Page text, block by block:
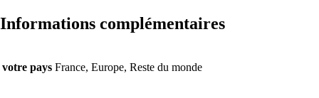
Informations complémentaires
votre pays France, Europe, Reste du monde